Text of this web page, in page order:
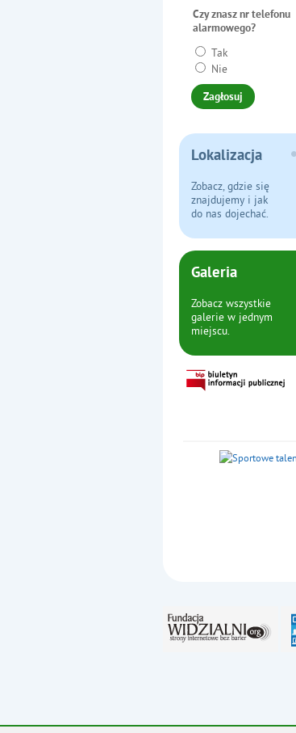
Czy znasz nr telefonu
alarmowego?
Tak
Nie
Lokalizacja
Zobacz, gdzie się
znajdujemy i jak
do nas dojechać.
Galeria
Zobacz wszystkie
galerie w jednym
miejscu.